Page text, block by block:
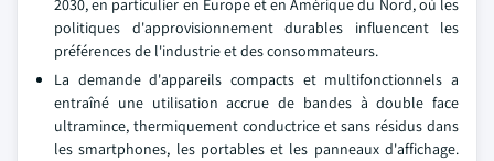
2030, en particulier en Europe et en Amérique du Nord, où les
politiques d'approvisionnement durables influencent les
préférences de l'industrie et des consommateurs.
La demande d'appareils compacts et multifonctionnels a
entraîné une utilisation accrue de bandes à double face
ultramince, thermiquement conductrice et sans résidus dans
les smartphones, les portables et les panneaux d'affichage.